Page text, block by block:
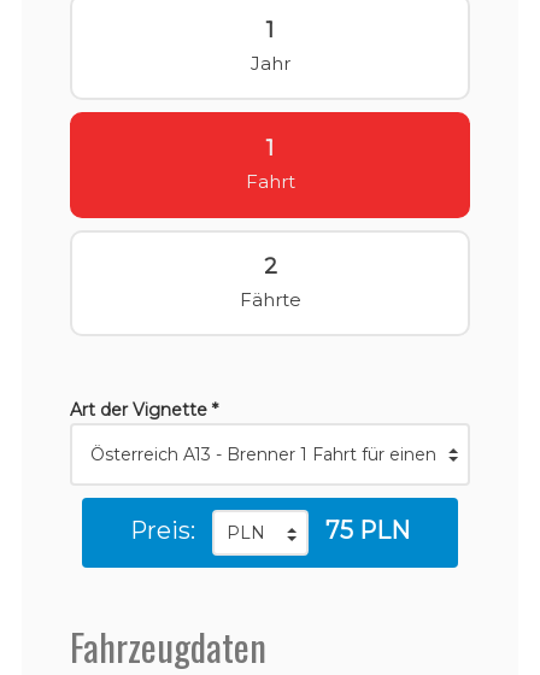
1
Jahr
1
Fahrt
2
Fährte
Art der Vignette *
Preis: 75 PLN
Fahrzeugdaten